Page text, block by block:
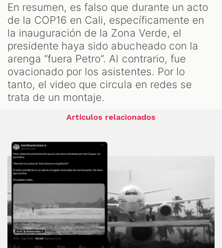
En resumen, es falso que durante un acto
de la COP16 en Cali, específicamente en
la inauguración de la Zona Verde, el
presidente haya sido abucheado con la
arenga “fuera Petro”. Al contrario, fue
ovacionado por los asistentes. Por lo
tanto, el video que circula en redes se
trata de un montaje.
Artículos relacionados